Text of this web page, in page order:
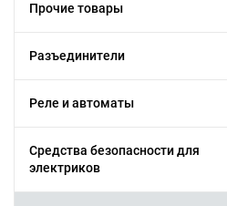
Прочие товары
Разъединители
Реле и автоматы
Средства безопасности для
электриков